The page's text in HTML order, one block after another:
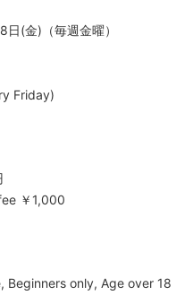
(金)（毎週金曜）
Friday)
￥1,000
Beginners only, Age over 18